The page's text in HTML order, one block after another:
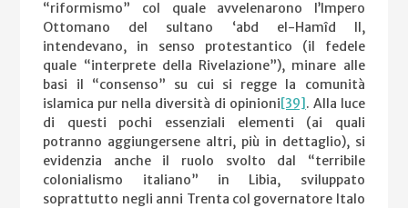
“riformismo” col quale avvelenarono l’Impero
Ottomano del sultano ‘abd el-Hamîd II,
intendevano, in senso protestantico (il fedele
quale “interprete della Rivelazione”), minare alle
basi il “consenso” su cui si regge la comunità
islamica pur nella diversità di opinioni[39]. Alla luce
di questi pochi essenziali elementi (ai quali
potranno aggiungersene altri, più in dettaglio), si
evidenzia anche il ruolo svolto dal “terribile
colonialismo italiano” in Libia, sviluppato
soprattutto negli anni Trenta col governatore Italo